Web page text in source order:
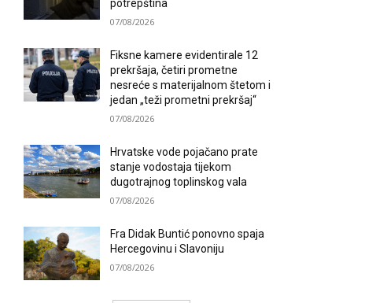
potrepština
07/08/2026
Fiksne kamere evidentirale 12
prekršaja, četiri prometne
nesreće s materijalnom štetom i
jedan „teži prometni prekršaj“
07/08/2026
Hrvatske vode pojačano prate
stanje vodostaja tijekom
dugotrajnog toplinskog vala
07/08/2026
Fra Didak Buntić ponovno spaja
Hercegovinu i Slavoniju
07/08/2026